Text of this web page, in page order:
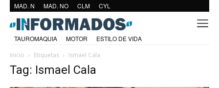
MAD. N MAD. NO CLM CYL
TAUROMAQUIA MOTOR
ESTILO DE VIDA
Inicio
Etiquetas Ismael Cala
Tag: Ismael Cala